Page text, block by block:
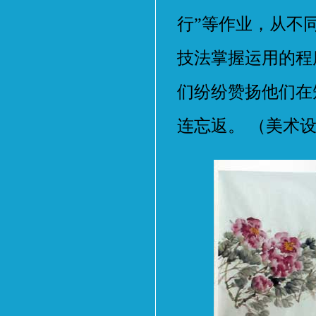
行”等作业，从不
技法掌握运用的
们纷纷赞扬他们
连忘返。 （美术